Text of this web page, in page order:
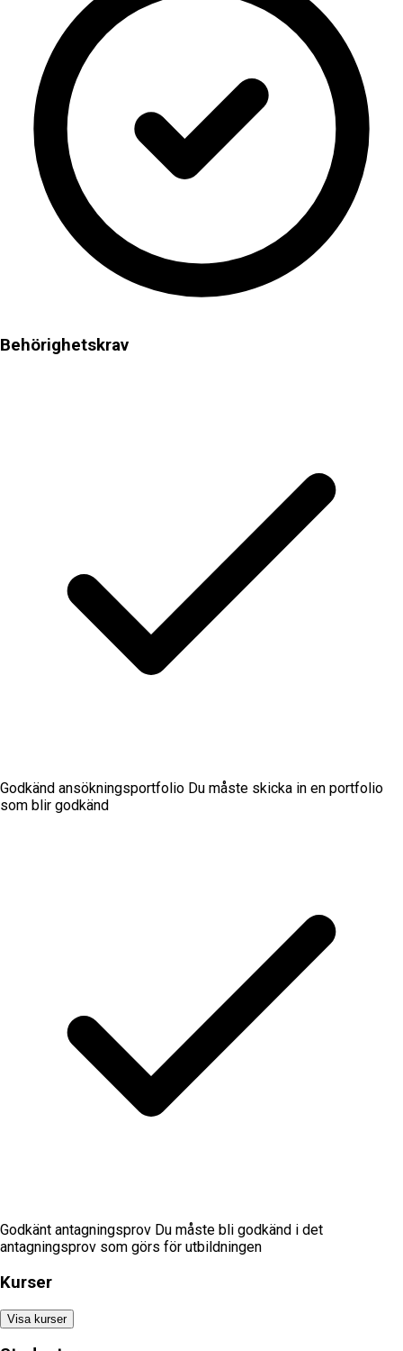
Behörighetskrav
Godkänd ansökningsportfolio Du måste skicka in en portfolio
som blir godkänd
Godkänt antagningsprov Du måste bli godkänd i det
antagningsprov som görs för utbildningen
Kurser
Visa kurser